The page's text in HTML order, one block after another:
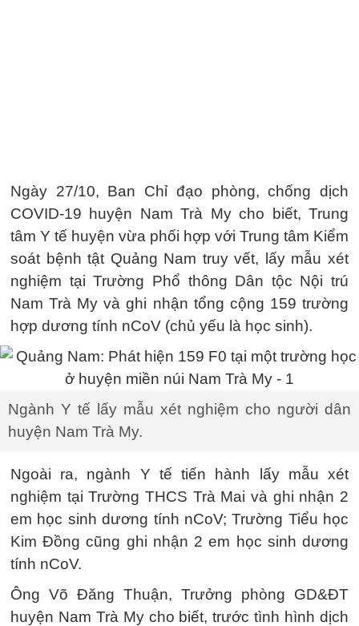
Ngày 27/10, Ban Chỉ đạo phòng, chống dịch
COVID-19 huyện Nam Trà My cho biết, Trung
tâm Y tế huyện vừa phối hợp với Trung tâm Kiểm
soát bệnh tật Quảng Nam truy vết, lấy mẫu xét
nghiệm tại Trường Phổ thông Dân tộc Nội trú
Nam Trà My và ghi nhận tổng cộng 159 trường
hợp dương tính nCoV (chủ yếu là học sinh).
Ngành Y tế lấy mẫu xét nghiệm cho người dân
huyện Nam Trà My.
Ngoài ra, ngành Y tế tiến hành lấy mẫu xét
nghiệm tại Trường THCS Trà Mai và ghi nhận 2
em học sinh dương tính nCoV; Trường Tiểu học
Kim Đồng cũng ghi nhận 2 em học sinh dương
tính nCoV.
Ông Võ Đăng Thuận, Trưởng phòng GD&ĐT
huyện Nam Trà My cho biết, trước tình hình dịch